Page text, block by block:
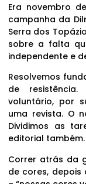
Era novembro
campanha da
Serra dos
sobre a falta
independente e
Resolvemos
de
voluntário, por
uma revista. O
Dividimos as
editorial também.
Correr atrás da
de cores,